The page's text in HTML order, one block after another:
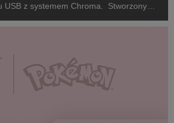
USB z systemem Chroma. Stworzony
tradycyjnego sp...